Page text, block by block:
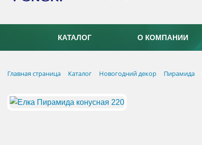
КАТАЛОГ О КОМПАНИИ
Главная страница Каталог Новогодний декор Пирамида